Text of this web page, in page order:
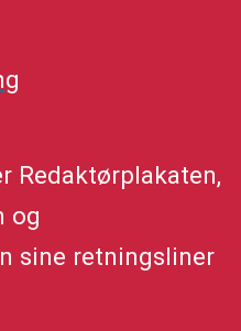
Redaktørplakaten,
og
sine retningsliner